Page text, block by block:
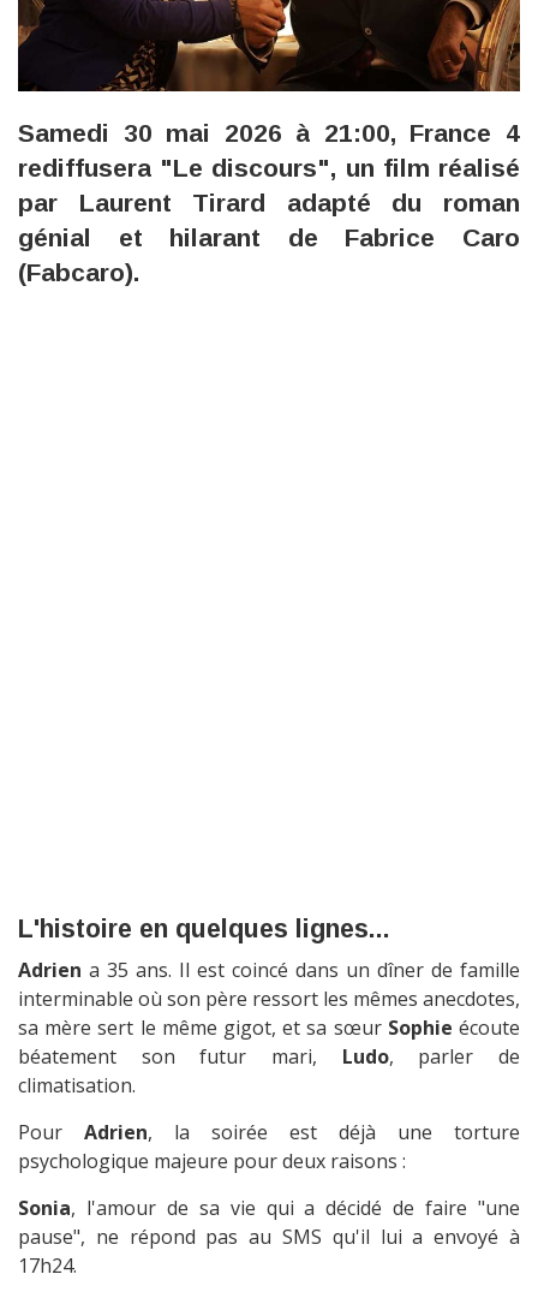
Samedi 30 mai 2026 à 21:00, France 4
rediffusera "Le discours", un film réalisé
par Laurent Tirard adapté du roman
génial et hilarant de Fabrice Caro
(Fabcaro).
L'histoire en quelques lignes...
Adrien a 35 ans. Il est coincé dans un dîner de famille
interminable où son père ressort les mêmes anecdotes,
sa mère sert le même gigot, et sa sœur Sophie écoute
béatement son futur mari, Ludo, parler de
climatisation.
Pour Adrien, la soirée est déjà une torture
psychologique majeure pour deux raisons :
Sonia, l'amour de sa vie qui a décidé de faire "une
pause", ne répond pas au SMS qu'il lui a envoyé à
17h24.